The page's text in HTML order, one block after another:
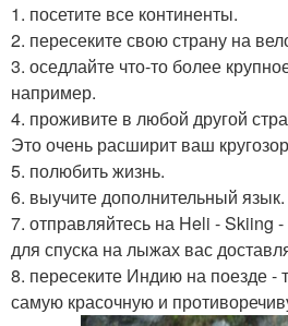
1. посетите все континенты.
2. пересеките свою страну на
3. оседлайте что-то более
например.
4. проживите в любой другой
Это очень расширит ваш
5. полюбить жизнь.
6. выучите дополнительный язык.
7. отправляйтесь на Heli - Skiing
для спуска на лыжах вас
8. пересеките Индию на поезде -
самую красочную и